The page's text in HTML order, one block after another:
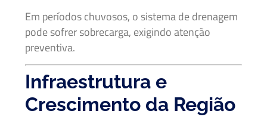
Em períodos chuvosos, o sistema de drenagem
pode sofrer sobrecarga, exigindo atenção
preventiva.
Infraestrutura e
Crescimento da Região